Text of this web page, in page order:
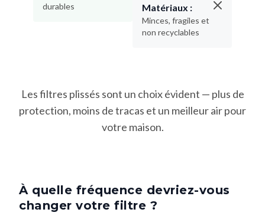
durables
Matériaux :
Minces, fragiles et
non recyclables
Les filtres plissés sont un choix évident — plus de
protection, moins de tracas et un meilleur air pour
votre maison.
À quelle fréquence devriez-vous
changer votre filtre ?